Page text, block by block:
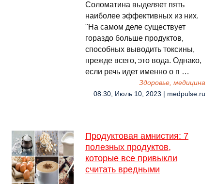
Соломатина выделяет пять
наиболее эффективных из них.
"На самом деле существует
гораздо больше продуктов,
способных выводить токсины,
прежде всего, это вода. Однако,
если речь идет именно о п …
Здоровье, медицина
08:30, Июль 10, 2023 | medpulse.ru
Продуктовая амнистия: 7
полезных продуктов,
которые все привыкли
считать вредными